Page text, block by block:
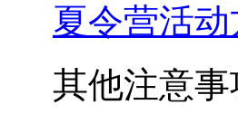
夏令营活动
其他注意事